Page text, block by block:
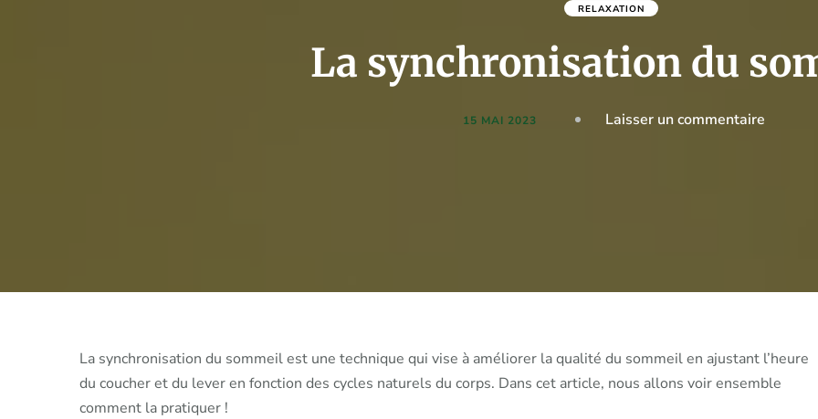
RELAXATION
La synchronisation du
15 MAI 2023 Laisser un commentaireon
La synchronisation du sommeil est une technique qui vise à améliorer la qualité du sommeil en ajustant l’heure
du coucher et du lever en fonction des cycles naturels du corps. Dans cet article, nous allons voir ensemble
comment la pratiquer !